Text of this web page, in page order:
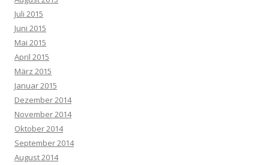
Juli 2015
Juni 2015
Mai 2015
April 2015
März 2015
Januar 2015
Dezember 2014
November 2014
Oktober 2014
September 2014
August 2014